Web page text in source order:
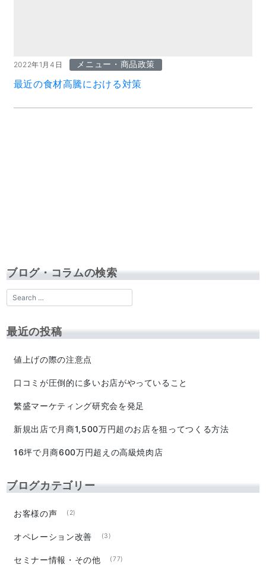
2022年1月4日 メニュー・商品政策
最近の食材高騰における対策
ブログ・コラムの検索
最近の投稿
値上げの際の注意点
口コミが圧倒的に多いお店がやっていること
繁盛マーケティング研究会を発足
新規出店で月商1,500万円超のお店を狙ってつくる方法
16坪で月商600万円超えの高級焼肉店
ブログカテゴリー
お客様の声 (2)
オペレーション改善 (3)
セミナー情報・その他 (77)